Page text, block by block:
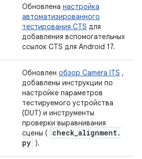
Обновлена ​​настройка
автоматизированного
тестирования CTS для
добавления вспомогательных
ссылок CTS для Android 17.
Обновлен обзор Camera ITS ,
добавлены инструкции по
настройке параметров
тестируемого устройства
(DUT) и инструменты
проверки выравнивания
сцены (
check_alignment.
py ).